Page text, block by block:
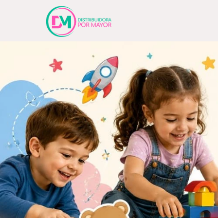
Comprá online productos de Anotador en Distribuidora Por Mayor